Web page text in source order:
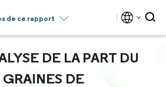
de ce rapport
DE LA PART DU
DE